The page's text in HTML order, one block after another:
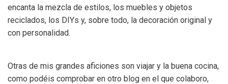
encanta la mezcla de estilos, los muebles y objetos
reciclados, los DIYs y, sobre todo, la decoración original y
con personalidad.
Otras de mis grandes aficiones son viajar y la buena cocina,
como podéis comprobar en otro blog en el que colaboro,